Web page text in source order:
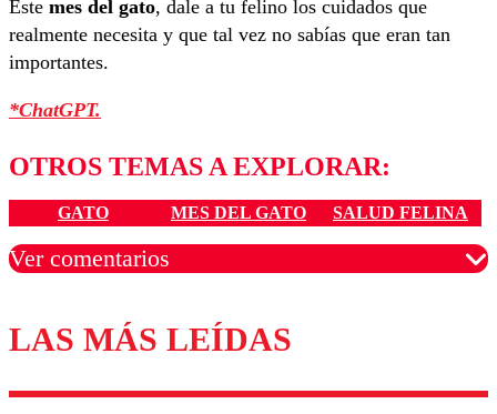
Este mes del gato, dale a tu felino los cuidados que
realmente necesita y que tal vez no sabías que eran tan
importantes.
*ChatGPT.
OTROS TEMAS A EXPLORAR:
GATO MES DEL GATO SALUD FELINA
Ver comentarios
Los comentarios son moderados para garantizar un
diálogo respetuoso.
LAS MÁS LEÍDAS